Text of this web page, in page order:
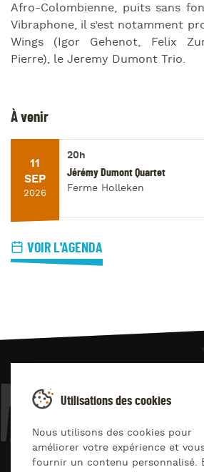
Afro-Colombienne, puits sans
Vibraphone, il s’est notamment
Wings (Igor Gehenot, Felix
Pierre), le Jeremy Dumont Trio.
À venir
11
SEP
2026
20h
Jérémy Dumont Quartet
Ferme Holleken
VOIR L'AGENDA
JAZZ4
Utilisations des cookies
Nous utilisons des cookies pour
améliorer votre expérience et
fournir un contenu personnalisé.